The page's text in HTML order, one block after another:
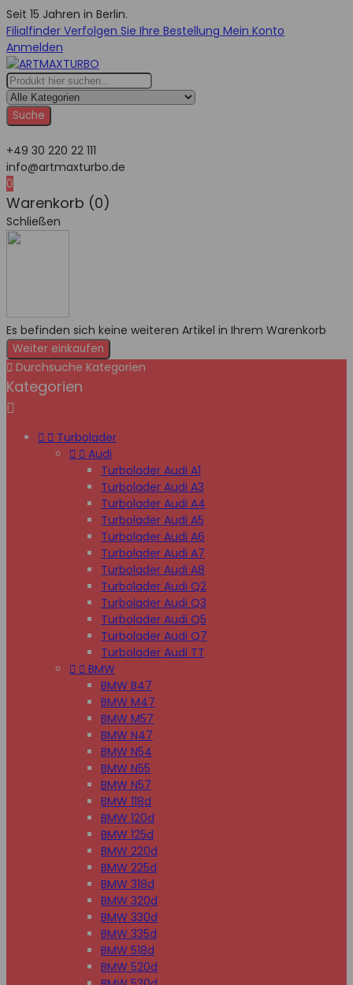
Seit 15 Jahren in Berlin.
Filialfinder Verfolgen Sie Ihre Bestellung Mein Konto
Anmelden
Suche
+49 30 220 22 111
info@artmaxturbo.de
0
Warenkorb (0)
Schließen
Es befinden sich keine weiteren Artikel in Ihrem Warenkorb
Weiter einkaufen
 Durchsuche Kategorien
Kategorien

  Turbolader
  Audi
Turbolader Audi A1
Turbolader Audi A3
Turbolader Audi A4
Turbolader Audi A5
Turbolader Audi A6
Turbolader Audi A7
Turbolader Audi A8
Turbolader Audi Q2
Turbolader Audi Q3
Turbolader Audi Q5
Turbolader Audi Q7
Turbolader Audi TT
  BMW
BMW B47
BMW M47
BMW M57
BMW N47
BMW N54
BMW N55
BMW N57
BMW 118d
BMW 120d
BMW 125d
BMW 220d
BMW 225d
BMW 318d
BMW 320d
BMW 330d
BMW 335d
BMW 518d
BMW 520d